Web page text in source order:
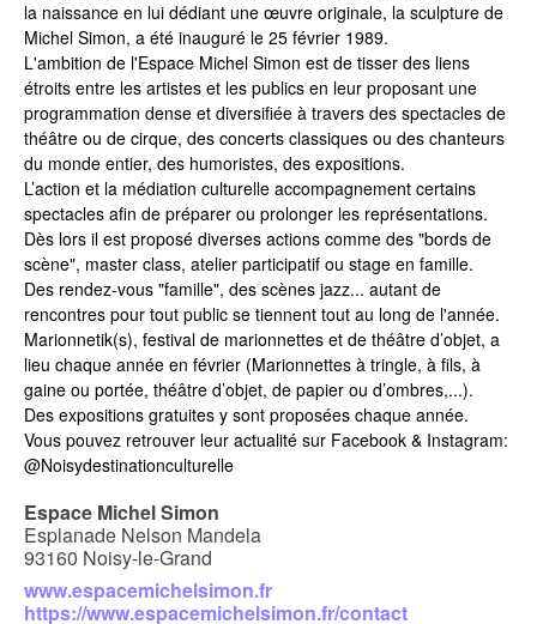
la naissance en lui dédiant une œuvre originale, la sculpture de
Michel Simon, a été inauguré le 25 février 1989.
L'ambition de l'Espace Michel Simon est de tisser des liens
étroits entre les artistes et les publics en leur proposant une
programmation dense et diversifiée à travers des spectacles de
théâtre ou de cirque, des concerts classiques ou des chanteurs
du monde entier, des humoristes, des expositions.
L’action et la médiation culturelle accompagnement certains
spectacles afin de préparer ou prolonger les représentations.
Dès lors il est proposé diverses actions comme des "bords de
scène", master class, atelier participatif ou stage en famille.
Des rendez-vous "famille", des scènes jazz... autant de
rencontres pour tout public se tiennent tout au long de l'année.
Marionnetik(s), festival de marionnettes et de théâtre d’objet, a
lieu chaque année en février (Marionnettes à tringle, à fils, à
gaine ou portée, théâtre d’objet, de papier ou d’ombres,...).
Des expositions gratuites y sont proposées chaque année.
Vous pouvez retrouver leur actualité sur Facebook & Instagram:
@Noisydestinationculturelle
Espace Michel Simon
Esplanade Nelson Mandela
93160 Noisy-le-Grand
www.espacemichelsimon.fr
https://www.espacemichelsimon.fr/contact